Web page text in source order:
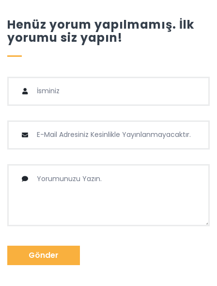
Henüz yorum yapılmamış. İlk
yorumu siz yapın!
Gönder